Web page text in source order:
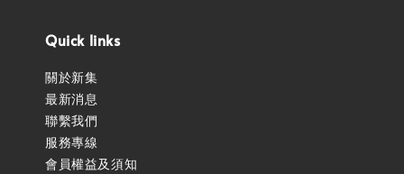
Quick links
關於新集
最新消息
聯繫我們
服務專線
會員權益及須知